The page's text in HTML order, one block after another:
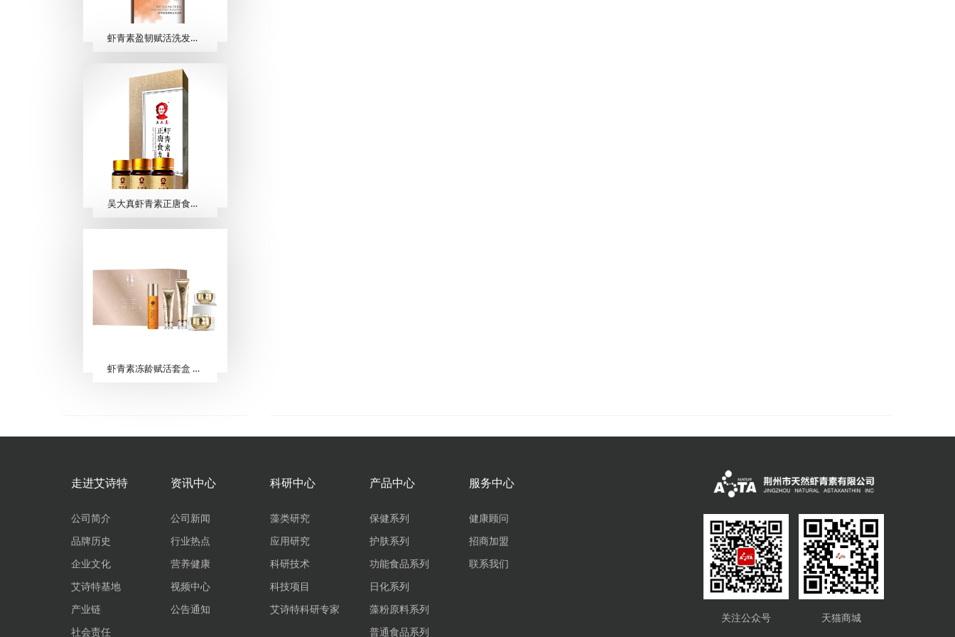
虾青素盈韧赋活洗发露 500ml
吴大真虾青素正唐食丸 （40粒/瓶×3瓶）
虾青素冻龄赋活套盒 （5件套）
走进艾诗特
公司简介
品牌历史
企业文化
艾诗特基地
产业链
社会责任
资讯中心
公司新闻
行业热点
营养健康
视频中心
公告通知
科研中心
藻类研究
应用研究
科研技术
科技项目
艾诗特科研专家
产品中心
保健系列
护肤系列
功能食品系列
日化系列
藻粉原料系列
普通食品系列
服务中心
健康顾问
招商加盟
联系我们
关注公众号 天猫商城